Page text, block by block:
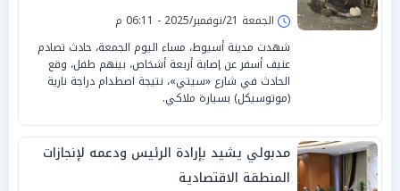
الجمعة 21/نوفمبر/2025 - 06:11 م
شهدت مدينة أسيوط، مساء اليوم الجمعة، حادث تصادم
عنيف أسفر عن إصابة أربعة أشخاص، بينهم طفل، وقع
الحادث في شارع «سيتي»، نتيجة اصطدام دراجة نارية
(موتوسيكل) بسيارة ملاكي.
مدبولي يشيد بإرادة الرئيس ودعمه لإنجازات
المنطقة الاقتصادية